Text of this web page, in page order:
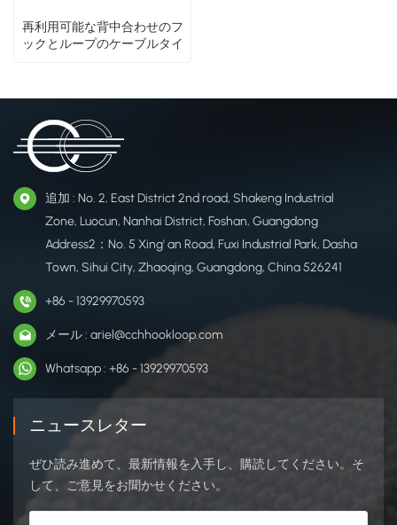
再利用可能な背中合わせのフ
ックとループのケーブルタイ
追加 : No. 2, East District 2nd road, Shakeng Industrial
Zone, Luocun, Nanhai District, Foshan, Guangdong
Address2：No. 5 Xing' an Road, Fuxi Industrial Park, Dasha
Town, Sihui City, Zhaoqing, Guangdong, China 526241
+86 - 13929970593
メール : ariel@cchhookloop.com
Whatsapp : +86 - 13929970593
ニュースレター
ぜひ読み進めて、最新情報を入手し、購読してください。そ
して、ご意見をお聞かせください。